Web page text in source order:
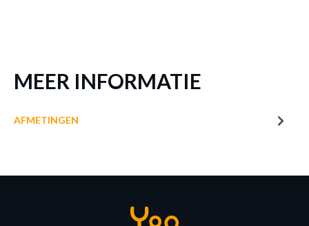
MEER INFORMATIE
AFMETINGEN